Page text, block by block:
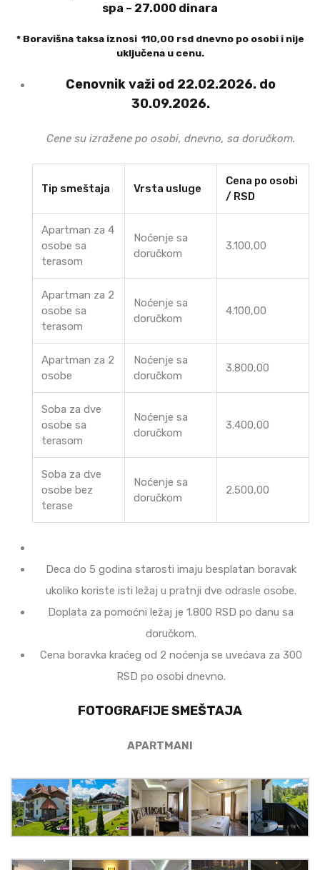
spa – 27.000 dinara
* Boravišna taksa iznosi 110,00 rsd dnevno po osobi i nije
uključena u cenu.
Cenovnik važi od 22.02.2026. do
30.09.2026.
Cene su izražene po osobi, dnevno, sa doručkom.
Tip smeštaja Vrsta usluge
Cena po osobi
/ RSD
Apartman za 4
osobe sa
terasom
Noćenje sa
doručkom
3.100,00
Apartman za 2
osobe sa
terasom
Noćenje sa
doručkom
4.100,00
Apartman za 2
osobe
Noćenje sa
doručkom
3.800,00
Soba za dve
osobe sa
terasom
Noćenje sa
doručkom
3.400,00
Soba za dve
osobe bez
terase
Noćenje sa
doručkom
2.500,00
Deca do 5 godina starosti imaju besplatan boravak
ukoliko koriste isti ležaj u pratnji dve odrasle osobe.
Doplata za pomoćni ležaj je 1.800 RSD po danu sa
doručkom.
Cena boravka kraćeg od 2 noćenja se uvećava za 300
RSD po osobi dnevno.
FOTOGRAFIJE SMEŠTAJA
APARTMANI